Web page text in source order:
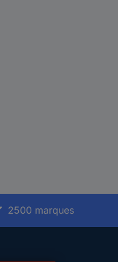
2500 marques